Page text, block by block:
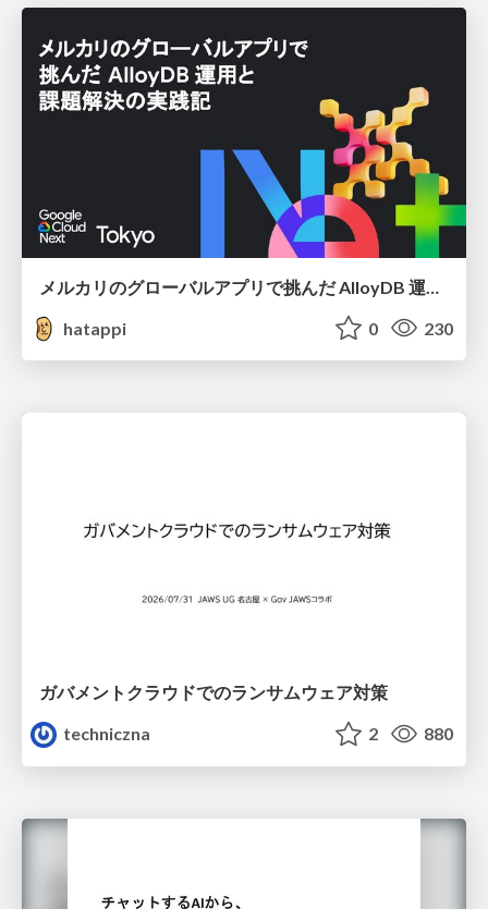
hatappi
0 230
ガバメントクラウドでのランサムウェア対策
techniczna
2 880